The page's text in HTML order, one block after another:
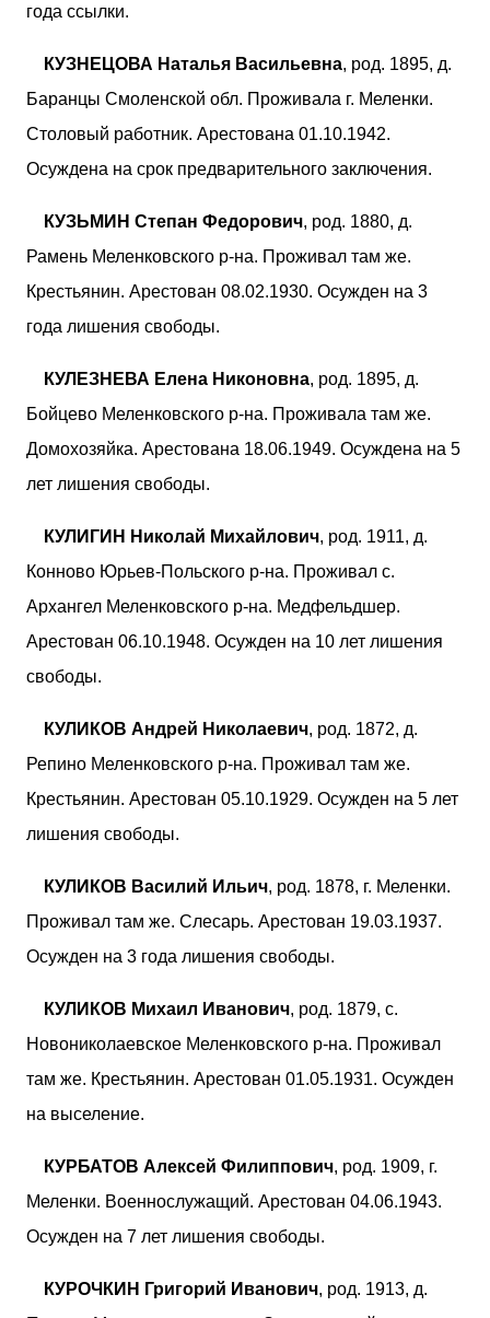
года ссылки.
КУЗНЕЦОВА Наталья Васильевна, род. 1895, д.
Баранцы Смоленской обл. Проживала г. Меленки.
Столовый работник. Арестована 01.10.1942.
Осуждена на срок предварительного заключения.
КУЗЬМИН Степан Федорович, род. 1880, д.
Рамень Меленковского р-на. Проживал там же.
Крестьянин. Арестован 08.02.1930. Осужден на 3
года лишения свободы.
КУЛЕЗНЕВА Елена Никоновна, род. 1895, д.
Бойцево Меленковского р-на. Проживала там же.
Домохозяйка. Арестована 18.06.1949. Осуждена на 5
лет лишения свободы.
КУЛИГИН Николай Михайлович, род. 1911, д.
Конново Юрьев-Польского р-на. Проживал с.
Архангел Меленковского р-на. Медфельдшер.
Арестован 06.10.1948. Осужден на 10 лет лишения
свободы.
КУЛИКОВ Андрей Николаевич, род. 1872, д.
Репино Меленковского р-на. Проживал там же.
Крестьянин. Арестован 05.10.1929. Осужден на 5 лет
лишения свободы.
КУЛИКОВ Василий Ильич, род. 1878, г. Меленки.
Проживал там же. Слесарь. Арестован 19.03.1937.
Осужден на 3 года лишения свободы.
КУЛИКОВ Михаил Иванович, род. 1879, с.
Новониколаевское Меленковского р-на. Проживал
там же. Крестьянин. Арестован 01.05.1931. Осужден
на выселение.
КУРБАТОВ Алексей Филиппович, род. 1909, г.
Меленки. Военнослужащий. Арестован 04.06.1943.
Осужден на 7 лет лишения свободы.
КУРОЧКИН Григорий Иванович, род. 1913, д.